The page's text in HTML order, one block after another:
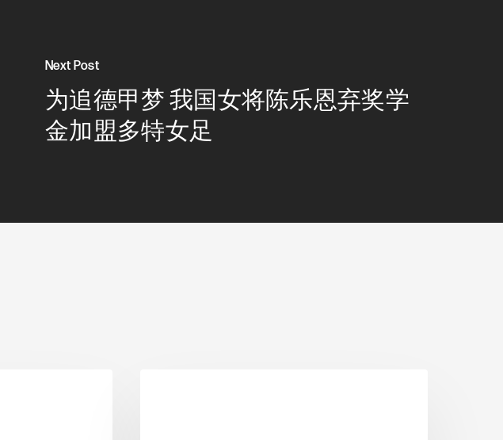
Next Post
为追德甲梦 我国女将陈乐恩弃奖学
金加盟多特女足